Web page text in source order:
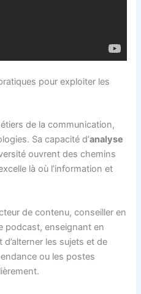
pour exploiter les
de la communication,
Sa capacité d’analyse
ouvrent des chemins
là où l’information et
de contenu, conseiller en
podcast, enseignant en
les sujets et de
ou les postes